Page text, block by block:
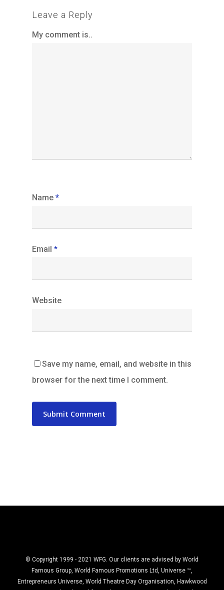
Leave a Reply
My comment is..
Name *
Email *
Website
Save my name, email, and website in this
browser for the next time I comment.
© Copyright 1999 - 2021 WFG. Our clients are advised by World
Famous Group, World Famous Promotions Ltd, Universe ™,
Entrepreneurs Universe, World Theatre Day Organisation, Hawkwood